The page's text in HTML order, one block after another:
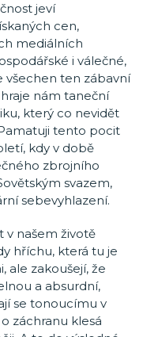
jeví
cen,
mediálních
i válečné,
všechen ten zábavní
nám taneční
který co nevidět
tento pocit
kdy v době
zbrojního
svazem,
sebevyhlazení.
v našem životě
hříchu, která tu je
ale zakoušejí, že
a absurdní,
se tonoucímu v
záchranu klesá